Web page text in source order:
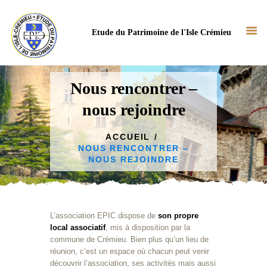
Etude du Patrimoine de l'Isle Crémieu
Nous rencontrer –
nous rejoindre
ACCUEIL
NOUS RENCONTRER –
NOUS REJOINDRE
ACCUEIL
NOTRE ASSOCIATION
NOS ACTUS
NOS TRAVAUX
BIBLIOTHÈQUE
L’association EPIC dispose de son propre
local associatif, mis à disposition par la
commune de Crémieu. Bien plus qu’un lieu de
réunion, c’est un espace où chacun peut venir
découvrir l’association, ses activités mais aussi